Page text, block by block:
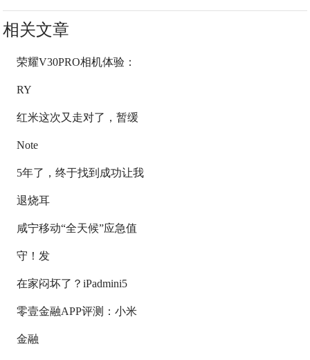
相关文章
荣耀V30PRO相机体验：
RY
红米这次又走对了，暂缓
Note
5年了，终于找到成功让我
退烧耳
咸宁移动“全天候”应急值
守！发
在家闷坏了？iPadmini5
零壹金融APP评测：小米
金融